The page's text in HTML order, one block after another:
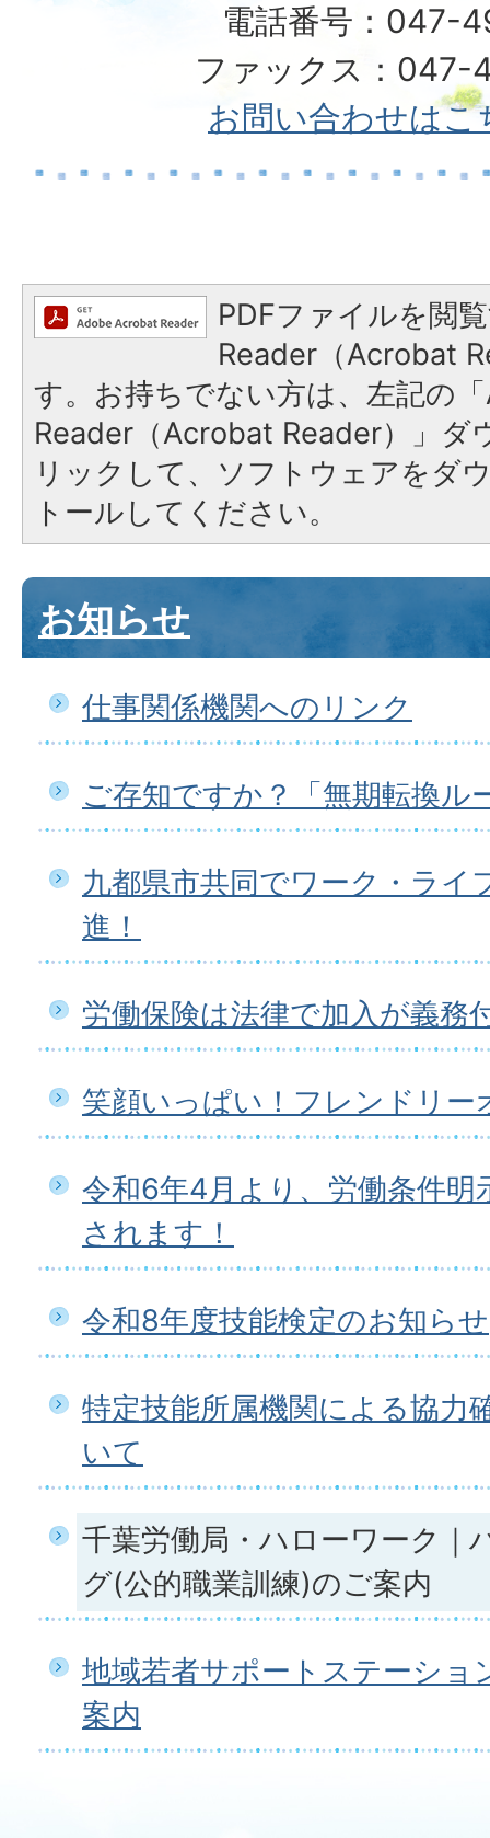
電話番号：047-
ファックス：047-
お問い合わせはこ
PDFファイルを閲
Reader（Acrobat
す。お持ちでない方は、左記の
Reader（Acrobat Reader）」ダ
リックして、ソフトウェアをダ
トールしてください。
お知らせ
仕事関係機関へのリンク
ご存知ですか？「無期転換ル
九都県市共同でワーク・ライ
進！
労働保険は法律で加入が義務
笑顔いっぱい！フレンドリー
令和6年4月より、労働条件明
されます！
令和8年度技能検定のお知らせ
特定技能所属機関による協力
いて
千葉労働局・ハローワーク｜
グ(公的職業訓練)のご案内
地域若者サポートステーショ
案内